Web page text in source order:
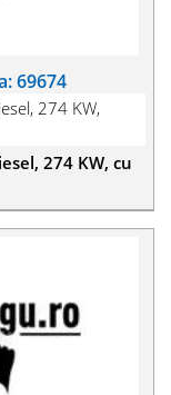
69674
274 KW,
274 KW, cu